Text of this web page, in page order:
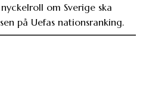
om Sverige ska
på Uefas nationsranking.